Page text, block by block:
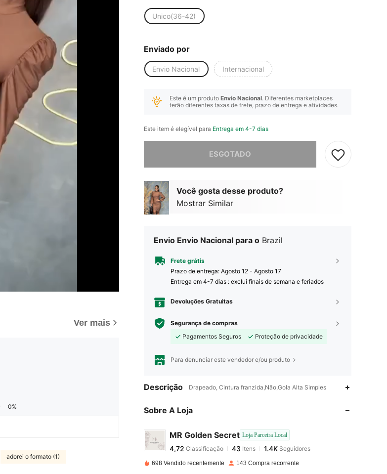
Ver mais
0%
adorei o formato (1)
Unico(36-42)
Enviado por
Envio Nacional Internacional
Este é um produto Envio Nacional. Diferentes marketplaces
terão diferentes taxas de frete, prazo de entrega e atividades.
Este item é elegível para Entrega em 4-7 dias
ESGOTADO
Você gosta desse produto?
Mostrar Similar
Envio Envio Nacional para o Brazil
Frete grátis
Prazo de entrega: Agosto 12 - Agosto 17
Entrega em 4-7 dias : exclui finais de semana e feriados
Devoluções Gratuitas
Segurança de compras
Pagamentos Seguros
Proteção de privacidade
Para denunciar este vendedor e/ou produto
Descrição Drapeado, Cintura franzida,Não,Gola Alta Simples
Sobre A Loja
MR Golden Secret Loja Parceira Local
4,72
43Itens 1.4KSeguidores
c***rpago1 dia atrás
698 Vendido recentemente 143 Compra recorrente